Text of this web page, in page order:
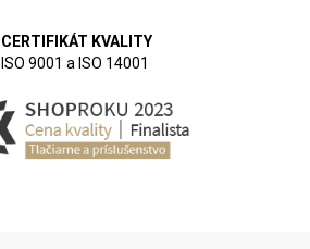
CERTIFIKÁT KVALITY
ISO 9001 a ISO 14001